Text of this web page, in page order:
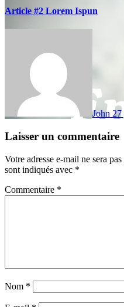
Article #2 Lorem Ispun
John 27
Laisser un commentaire
Votre adresse e-mail ne sera
sont indiqués avec *
Commentaire *
Nom *